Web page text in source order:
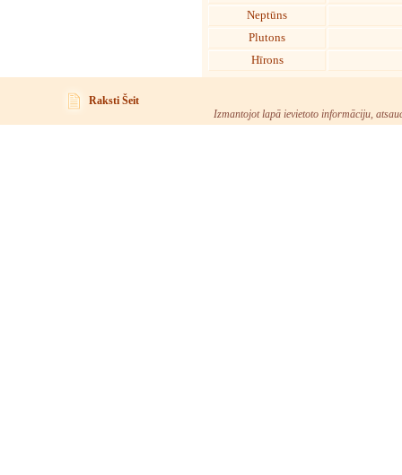
Neptūns
Plutons
Hīrons
Raksti Šeit
Izmantojot lapā ievietoto informāciju,